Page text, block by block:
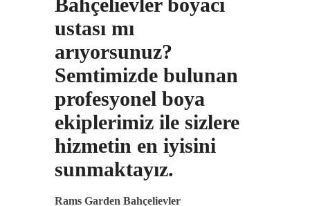
ustası mı
arıyorsunuz?
Semtimizde bulunan
profesyonel boya
ekiplerimiz ile sizlere
hizmetin en iyisini
sunmaktayız.
Rams Garden Bahçelievler